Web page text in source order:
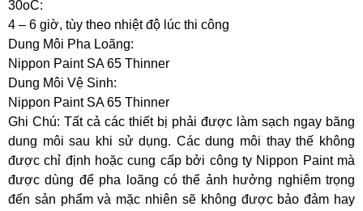
30oC:
4 – 6 giờ, tùy theo nhiệt độ lúc thi công
Dung Môi Pha Loãng:
Nippon Paint SA 65 Thinner
Dung Môi Vệ Sinh:
Nippon Paint SA 65 Thinner
Ghi Chú: Tất cả các thiết bị phải được làm sạch ngay băng
dung môi sau khi sử dụng. Các dung môi thay thế không
được chỉ định hoặc cung cấp bởi công ty Nippon Paint mà
được dùng để pha loãng có thể ảnh hưởng nghiêm trọng
đến sản phẩm và mặc nhiên sẽ không được bảo đảm hay